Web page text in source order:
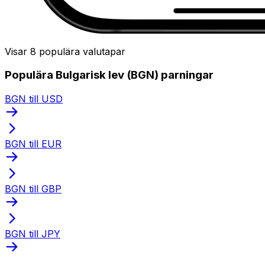
Visar 8 populära valutapar
Populära Bulgarisk lev (BGN) parningar
BGN till USD
BGN till EUR
BGN till GBP
BGN till JPY